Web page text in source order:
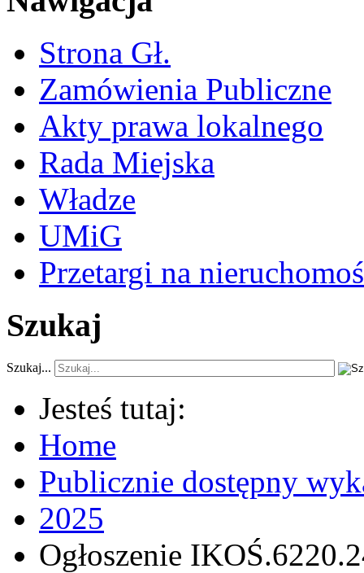
Strona Gł.
Zamówienia Publiczne
Akty prawa lokalnego
Rada Miejska
Władze
UMiG
Przetargi na
Szukaj
Szukaj...
Jesteś tutaj:
Home
Publicznie dostępny
2025
Ogłoszenie